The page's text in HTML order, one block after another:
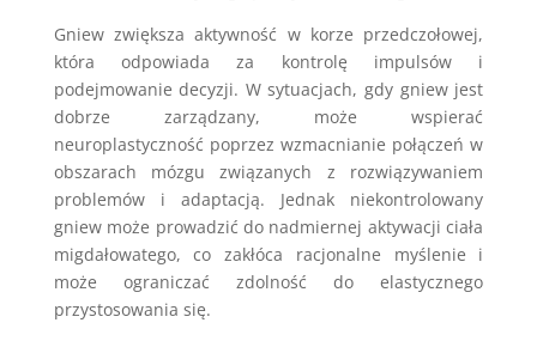
Gniew zwiększa aktywność w korze przedczołowej,
która odpowiada za kontrolę impulsów i
podejmowanie decyzji. W sytuacjach, gdy gniew jest
dobrze zarządzany, może wspierać
neuroplastyczność poprzez wzmacnianie połączeń w
obszarach mózgu związanych z rozwiązywaniem
problemów i adaptacją. Jednak niekontrolowany
gniew może prowadzić do nadmiernej aktywacji ciała
migdałowatego, co zakłóca racjonalne myślenie i
może ograniczać zdolność do elastycznego
przystosowania się.